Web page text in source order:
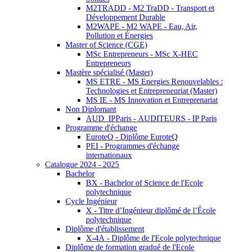
M2TRADD - M2 TraDD - Transport et
Développement Durable
M2WAPE - M2 WAPE - Eau, Air,
Pollution et Énergies
Master of Science (CGE)
MSc Entrepreneurs - MSc X-HEC
Entrepreneurs
Mastère spécialisé (Master)
MS ETRE - MS Energies Renouvelables :
Technologies et Entrepreneuriat (Master)
MS IE - MS Innovation et Entreprenariat
Non Diplomant
AUD_IPParis - AUDITEURS - IP Paris
Programme d'échange
EuroteQ - Diplôme EuroteQ
PEI - Programmes d'échange
internationaux
Catalogue 2024 - 2025
Bachelor
BX - Bachelor of Science de l'Ecole
polytechnique
Cycle Ingénieur
X - Titre d’Ingénieur diplômé de l’École
polytechnique
Diplôme d'établissement
X-4A - Diplôme de l'Ecole polytechnique
Diplôme de formation gradué de l'Ecole